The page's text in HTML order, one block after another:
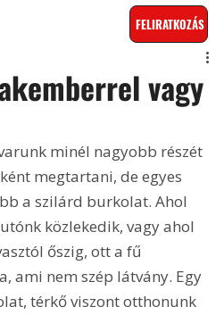
FELIRATKOZÁS
vagy
minél nagyobb részét
megtartani, de egyes
a szilárd burkolat. Ahol
közlekedik, vagy ahol
őszig, ott a fű
ami nem szép látvány. Egy
térkő viszont otthonunk